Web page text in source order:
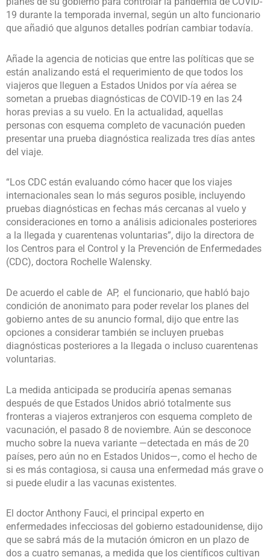
19 durante la temporada invernal, según un alto funcionario
que añadió que algunos detalles podrían cambiar todavía.
Añade la agencia de noticias que entre las políticas que se
están analizando está el requerimiento de que todos los
viajeros que lleguen a Estados Unidos por vía aérea se
sometan a pruebas diagnósticas de COVID-19 en las 24
horas previas a su vuelo. En la actualidad, aquellas
personas con esquema completo de vacunación pueden
presentar una prueba diagnóstica realizada tres días antes
del viaje.
“Los CDC están evaluando cómo hacer que los viajes
internacionales sean lo más seguros posible, incluyendo
pruebas diagnósticas en fechas más cercanas al vuelo y
consideraciones en torno a análisis adicionales posteriores
a la llegada y cuarentenas voluntarias”, dijo la directora de
los Centros para el Control y la Prevención de Enfermedades
(CDC), doctora Rochelle Walensky.
De acuerdo el cable de AP, el funcionario, que habló bajo
condición de anonimato para poder revelar los planes del
gobierno antes de su anuncio formal, dijo que entre las
opciones a considerar también se incluyen pruebas
diagnósticas posteriores a la llegada o incluso cuarentenas
voluntarias.
La medida anticipada se produciría apenas semanas
después de que Estados Unidos abrió totalmente sus
fronteras a viajeros extranjeros con esquema completo de
vacunación, el pasado 8 de noviembre. Aún se desconoce
mucho sobre la nueva variante —detectada en más de 20
países, pero aún no en Estados Unidos—, como el hecho de
si es más contagiosa, si causa una enfermedad más grave o
si puede eludir a las vacunas existentes.
El doctor Anthony Fauci, el principal experto en
enfermedades infecciosas del gobierno estadounidense, dijo
que se sabrá más de la mutación ómicron en un plazo de
dos a cuatro semanas, a medida que los científicos cultivan